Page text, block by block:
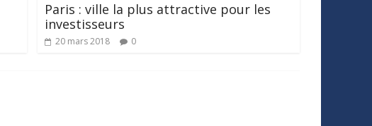
Paris : ville la plus attractive pour les
investisseurs
20 mars 2018 0